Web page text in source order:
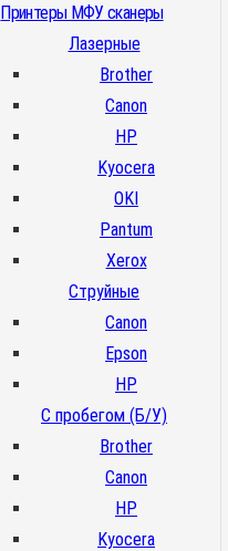
Принтеры МФУ сканеры
Лазерные
Brother
Canon
HP
Kyocera
OKI
Pantum
Xerox
Струйные
Canon
Epson
HP
С пробегом (Б/У)
Brother
Canon
HP
Kyocera